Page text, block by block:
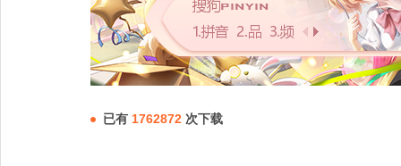
已有 1762872 次下载